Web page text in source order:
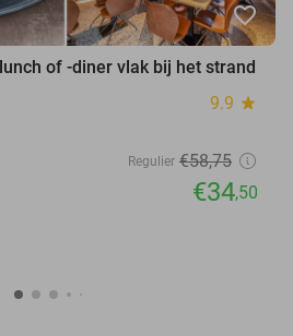
favorite_border
of -diner vlak bij het strand
9.9 star
Regulier €58,75
€34,50